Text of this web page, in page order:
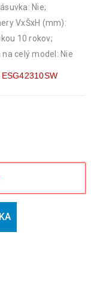
Nie;
VxŠxH (mm):
10 rokov;
celý model: Nie
ESG42310SW